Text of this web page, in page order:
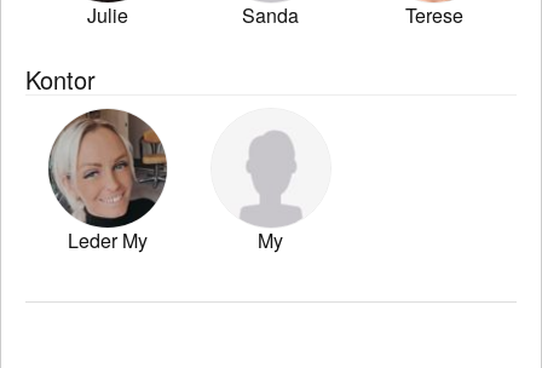
Julie Sanda Terese
Kontor
Leder My My